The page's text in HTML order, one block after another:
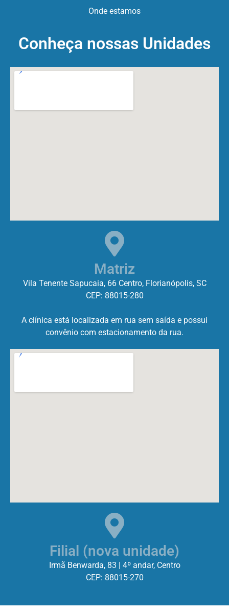
Onde estamos
Conheça nossas Unidades
Matriz
Vila Tenente Sapucaia, 66 Centro, Florianópolis, SC
CEP: 88015-280
A clínica está localizada em rua sem saída e possui
convênio com estacionamento da rua.
Filial (nova unidade)
Irmã Benwarda, 83 | 4º andar, Centro
CEP: 88015-270